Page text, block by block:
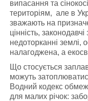
випасання та
територіям, але в
зважають на
цінність,
недоторканні землі,
налагоджена, а
Що стосується
можуть
Водний кодекс
для малих річок: